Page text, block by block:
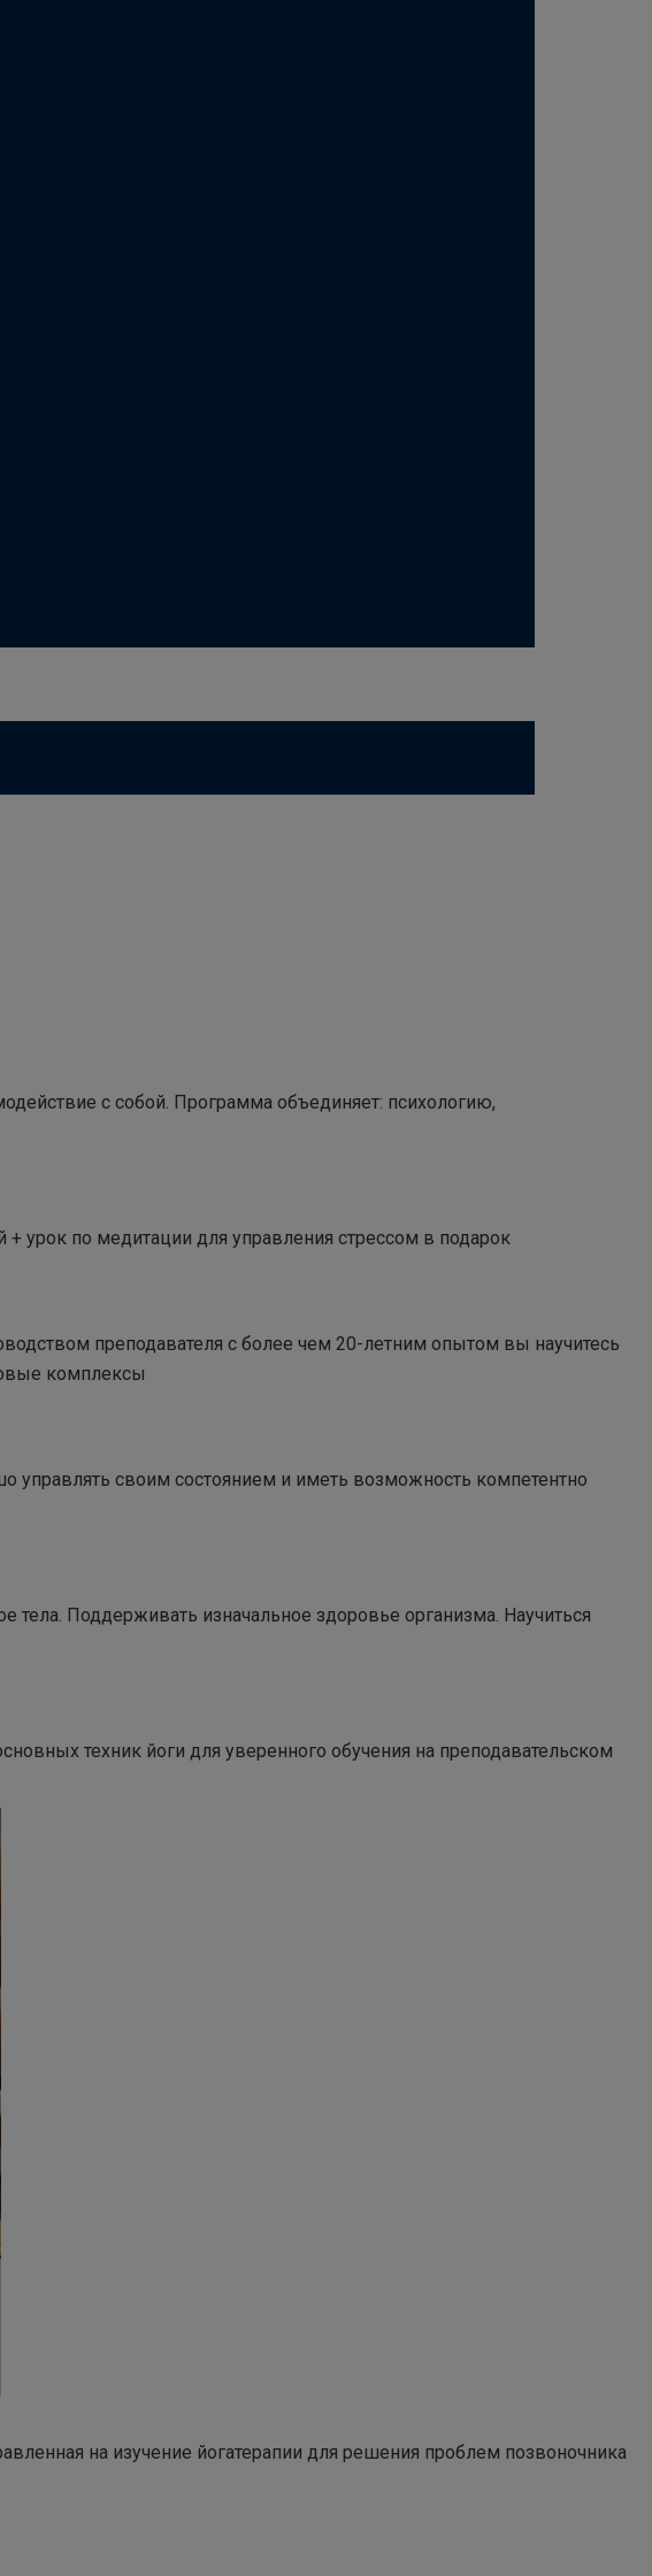
с собой. Программа объединяет: психологию,
+ урок по медитации для управления стрессом в подарок
преподавателя с более чем 20-летним опытом вы научитесь
комплексы
управлять своим состоянием и иметь возможность компетентно
тела. Поддерживать изначальное здоровье организма. Научиться
техник йоги для уверенного обучения на преподавательском
на изучение йогатерапии для решения проблем позвоночника